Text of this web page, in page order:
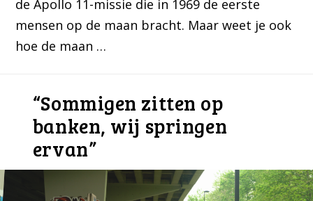
de Apollo 11-missie die in 1969 de eerste
mensen op de maan bracht. Maar weet je ook
hoe de maan …
“Sommigen zitten op
banken, wij springen
ervan”